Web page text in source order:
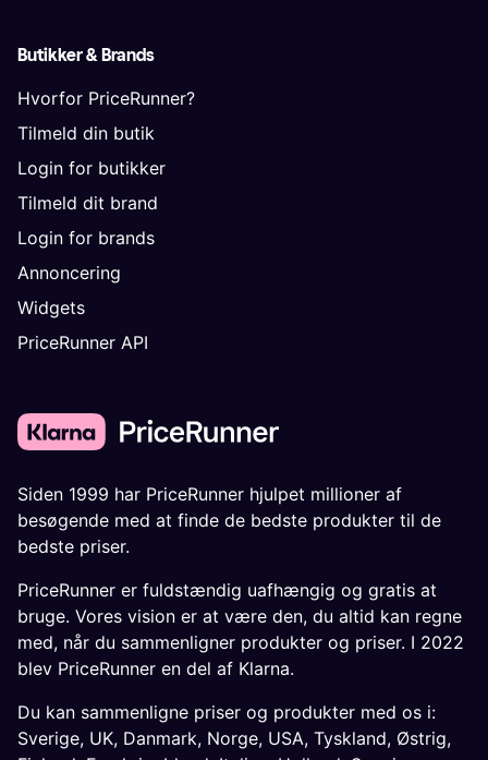
Butikker & Brands
Hvorfor PriceRunner?
Tilmeld din butik
Login for butikker
Tilmeld dit brand
Login for brands
Annoncering
Widgets
PriceRunner API
Siden 1999 har PriceRunner hjulpet millioner af
besøgende med at finde de bedste produkter til de
bedste priser.
PriceRunner er fuldstændig uafhængig og gratis at
bruge. Vores vision er at være den, du altid kan regne
med, når du sammenligner produkter og priser. I 2022
blev PriceRunner en del af Klarna.
Du kan sammenligne priser og produkter med os i:
Sverige, UK, Danmark, Norge, USA, Tyskland, Østrig,